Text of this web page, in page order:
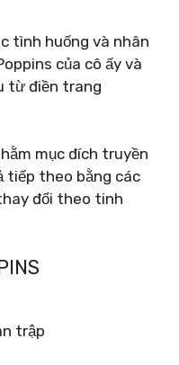
tình huống và nhân
của cô ấy và
từ điền trang
mục đích truyền
tiếp theo bằng các
đổi theo tinh
trập